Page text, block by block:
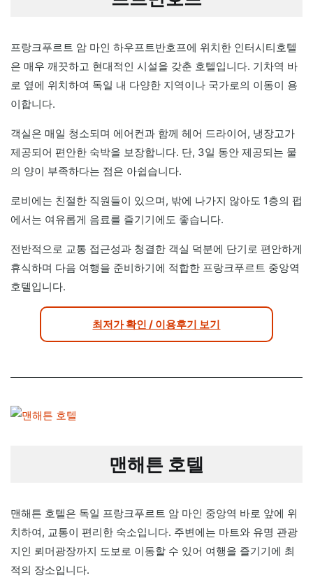
프랑크푸르트 암 마인 하우프트반호프에 위치한 인터시티호텔
은 매우 깨끗하고 현대적인 시설을 갖춘 호텔입니다. 기차역 바
로 옆에 위치하여 독일 내 다양한 지역이나 국가로의 이동이 용
이합니다.
객실은 매일 청소되며 에어컨과 함께 헤어 드라이어, 냉장고가
제공되어 편안한 숙박을 보장합니다. 단, 3일 동안 제공되는 물
의 양이 부족하다는 점은 아쉽습니다.
로비에는 친절한 직원들이 있으며, 밖에 나가지 않아도 1층의 펍
에서는 여유롭게 음료를 즐기기에도 좋습니다.
전반적으로 교통 접근성과 청결한 객실 덕분에 단기로 편안하게
휴식하며 다음 여행을 준비하기에 적합한 프랑크푸르트 중앙역
호텔입니다.
최저가 확인 / 이용후기 보기
맨해튼 호텔
맨해튼 호텔은 독일 프랑크푸르트 암 마인 중앙역 바로 앞에 위
치하여, 교통이 편리한 숙소입니다. 주변에는 마트와 유명 관광
지인 뢰머광장까지 도보로 이동할 수 있어 여행을 즐기기에 최
적의 장소입니다.